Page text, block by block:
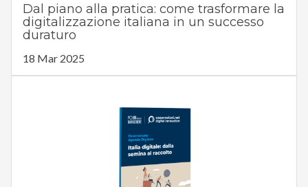
Dal piano alla pratica: come trasformare la
digitalizzazione italiana in un successo
duraturo
18 Mar 2025